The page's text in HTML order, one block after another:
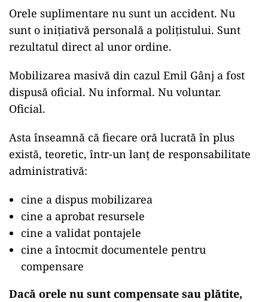
Orele suplimentare nu sunt un accident. Nu
sunt o inițiativă personală a polițistului. Sunt
rezultatul direct al unor ordine.
Mobilizarea masivă din cazul Emil Gânj a fost
dispusă oficial. Nu informal. Nu voluntar.
Oficial.
Asta înseamnă că fiecare oră lucrată în plus
există, teoretic, într-un lanț de responsabilitate
administrativă:
cine a dispus mobilizarea
cine a aprobat resursele
cine a validat pontajele
cine a întocmit documentele pentru
compensare
Dacă orele nu sunt compensate sau plătite,